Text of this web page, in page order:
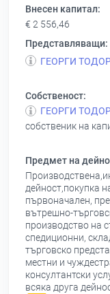
Внесен капитал:
€ 2 556,46
Представляващи:
ГЕОРГИ
Собственост:
ГЕОРГИ
собственик на
Предмет на
дейност,покупка
първоначален,
вътрешно-
производство на
спедиционни,
търговско
местни и
консултантски
всяка друга